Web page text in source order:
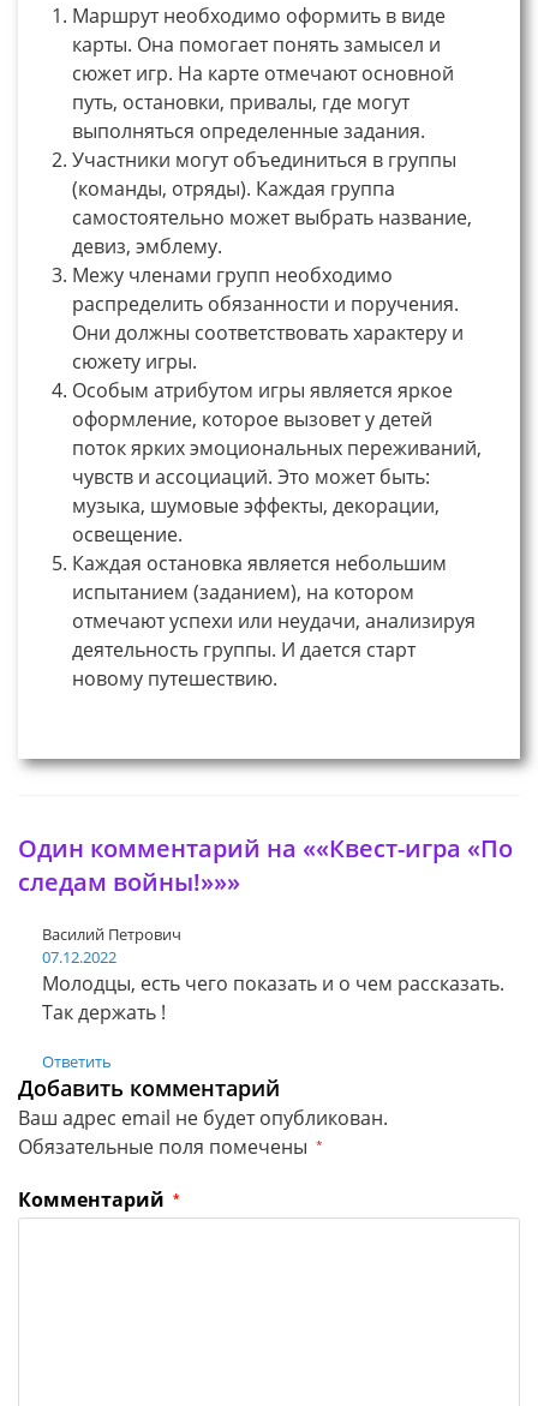
Маршрут необходимо оформить в виде
карты. Она помогает понять замысел и
сюжет игр. На карте отмечают основной
путь, остановки, привалы, где могут
выполняться определенные задания.
Участники могут объединиться в группы
(команды, отряды). Каждая группа
самостоятельно может выбрать название,
девиз, эмблему.
Межу членами групп необходимо
распределить обязанности и поручения.
Они должны соответствовать характеру и
сюжету игры.
Особым атрибутом игры является яркое
оформление, которое вызовет у детей
поток ярких эмоциональных переживаний,
чувств и ассоциаций. Это может быть:
музыка, шумовые эффекты, декорации,
освещение.
Каждая остановка является небольшим
испытанием (заданием), на котором
отмечают успехи или неудачи, анализируя
деятельность группы. И дается старт
новому путешествию.
Один комментарий на ««Квест-игра «По
следам войны!»»»
Василий Петрович
07.12.2022
Молодцы, есть чего показать и о чем рассказать.
Так держать !
Ответить
Добавить комментарий
Ваш адрес email не будет опубликован.
Обязательные поля помечены *
Комментарий *